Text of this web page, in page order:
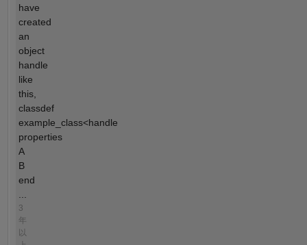
have
created
an
object
handle
like
this,
classdef
example_class<handle
properties
A
B
end
...
3
年
以